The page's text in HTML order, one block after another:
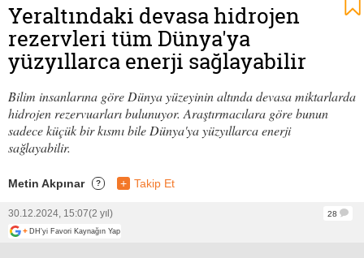
Yeraltındaki devasa hidrojen
rezervleri tüm Dünya'ya
yüzyıllarca enerji sağlayabilir
Bilim insanlarına göre Dünya yüzeyinin altında devasa miktarlarda
hidrojen rezervuarları bulunuyor. Araştırmacılara göre bunun
sadece küçük bir kısmı bile Dünya'ya yüzyıllarca enerji
sağlayabilir.
Metin Akpınar ? + Takip Et
30.12.2024, 15:07(2 yıl)
28
+ DH'yi Favori Kaynağın Yap